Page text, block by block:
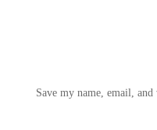
Save my name, email,